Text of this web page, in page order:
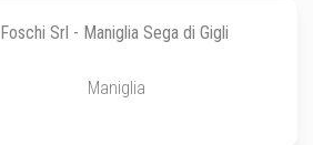
Foschi Srl - Maniglia Sega di Gigli
Maniglia